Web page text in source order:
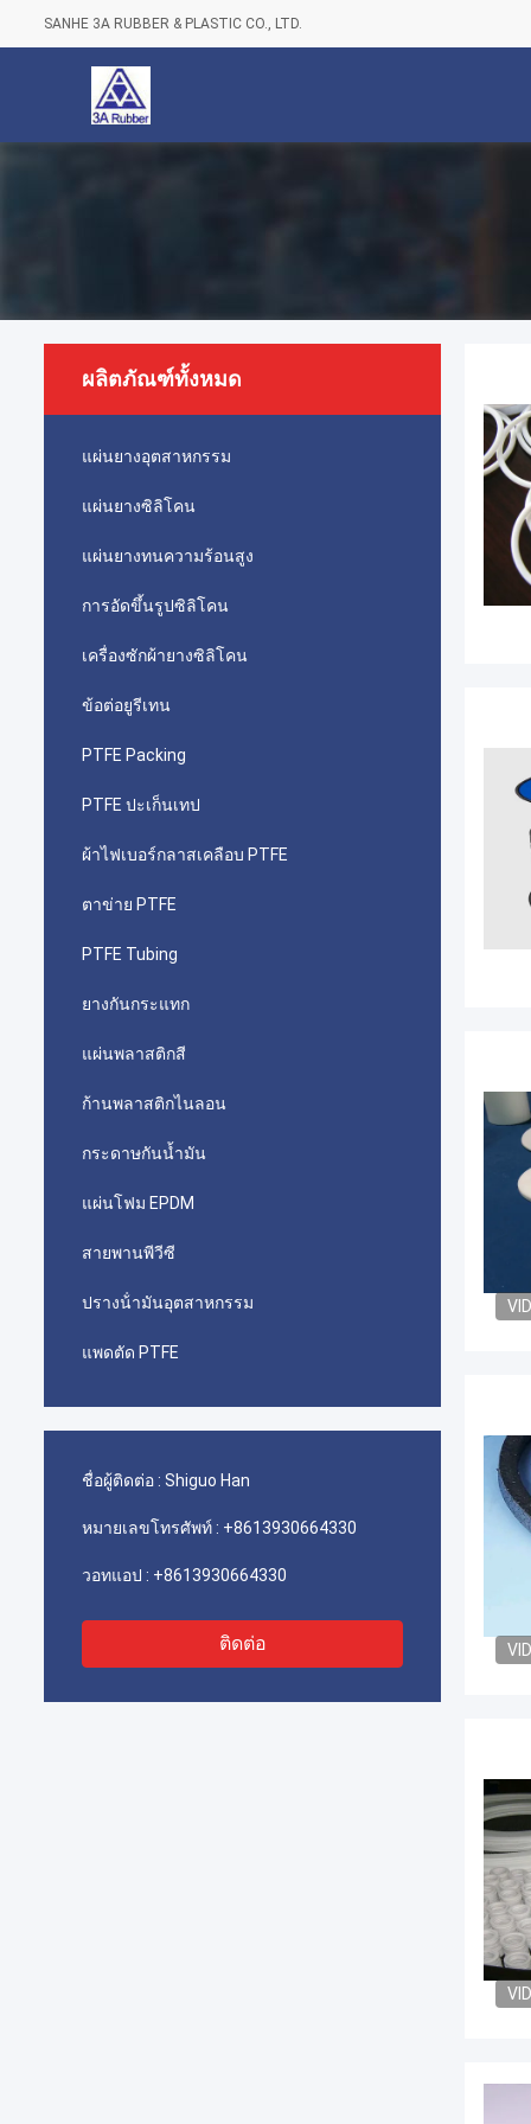
SANHE 3A RUBBER & PLASTIC CO., LTD.
ผลิตภัณฑ์ทั้งหมด
แผ่นยางอุตสาหกรรม
แผ่นยางซิลิโคน
แผ่นยางทนความร้อนสูง
การอัดขึ้นรูปซิลิโคน
เครื่องซักผ้ายางซิลิโคน
ข้อต่อยูรีเทน
PTFE Packing
PTFE ปะเก็นเทป
ผ้าไฟเบอร์กลาสเคลือบ PTFE
ตาข่าย PTFE
PTFE Tubing
ยางกันกระแทก
แผ่นพลาสติกสี
ก้านพลาสติกไนลอน
กระดาษกันน้ำมัน
แผ่นโฟม EPDM
สายพานพีวีซี
ปรางน้ํามันอุตสาหกรรม
แพดตัด PTFE
ชื่อผู้ติดต่อ : Shiguo Han
หมายเลขโทรศัพท์ : +8613930664330
วอทแอป : +8613930664330
ติดต่อ